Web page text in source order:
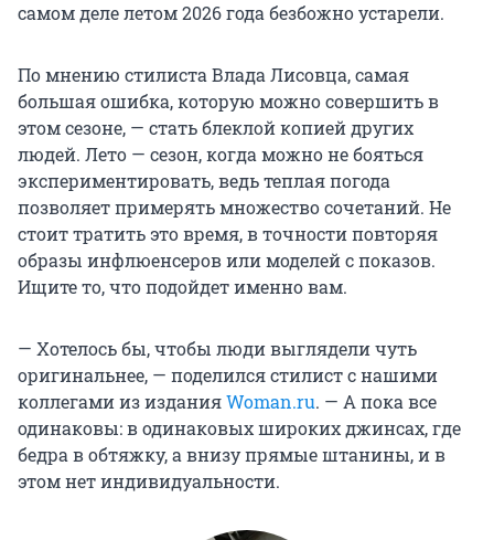
самом деле летом 2026 года безбожно устарели.
По мнению стилиста Влада Лисовца, самая
большая ошибка, которую можно совершить в
этом сезоне, — стать блеклой копией других
людей. Лето — сезон, когда можно не бояться
экспериментировать, ведь теплая погода
позволяет примерять множество сочетаний. Не
стоит тратить это время, в точности повторяя
образы инфлюенсеров или моделей с показов.
Ищите то, что подойдет именно вам.
— Хотелось бы, чтобы люди выглядели чуть
оригинальнее, — поделился стилист с нашими
коллегами из изданияWoman.ru. — А пока все
одинаковы: в одинаковых широких джинсах, где
бедра в обтяжку, а внизу прямые штанины, и в
этом нет индивидуальности.